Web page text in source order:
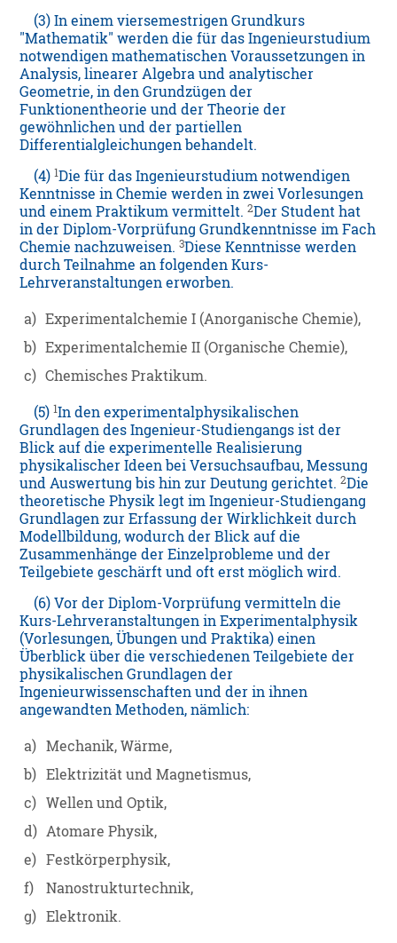
(3) In einem viersemestrigen Grundkurs
"Mathematik" werden die für das Ingenieurstudium
notwendigen mathematischen Voraussetzungen in
Analysis, linearer Algebra und analytischer
Geometrie, in den Grundzügen der
Funktionentheorie und der Theorie der
gewöhnlichen und der partiellen
Differentialgleichungen behandelt.
(4)1Die für das Ingenieurstudium notwendigen
Kenntnisse in Chemie werden in zwei Vorlesungen
und einem Praktikum vermittelt.2Der Student hat
in der Diplom-Vorprüfung Grundkenntnisse im Fach
Chemie nachzuweisen.3Diese Kenntnisse werden
durch Teilnahme an folgenden Kurs-
Lehrveranstaltungen erworben.
a) Experimentalchemie I (Anorganische Chemie),
b) Experimentalchemie II (Organische Chemie),
c) Chemisches Praktikum.
(5)1In den experimentalphysikalischen
Grundlagen des Ingenieur-Studiengangs ist der
Blick auf die experimentelle Realisierung
physikalischer Ideen bei Versuchsaufbau, Messung
und Auswertung bis hin zur Deutung gerichtet.2Die
theoretische Physik legt im Ingenieur-Studiengang
Grundlagen zur Erfassung der Wirklichkeit durch
Modellbildung, wodurch der Blick auf die
Zusammenhänge der Einzelprobleme und der
Teilgebiete geschärft und oft erst möglich wird.
(6) Vor der Diplom-Vorprüfung vermitteln die
Kurs-Lehrveranstaltungen in Experimentalphysik
(Vorlesungen, Übungen und Praktika) einen
Überblick über die verschiedenen Teilgebiete der
physikalischen Grundlagen der
Ingenieurwissenschaften und der in ihnen
angewandten Methoden, nämlich:
a) Mechanik, Wärme,
b) Elektrizität und Magnetismus,
c) Wellen und Optik,
d) Atomare Physik,
e) Festkörperphysik,
f)
Nanostrukturtechnik,
g) Elektronik.